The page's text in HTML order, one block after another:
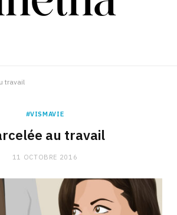
travail
#VISMAVIE
au travail
11 OCTOBRE 2016